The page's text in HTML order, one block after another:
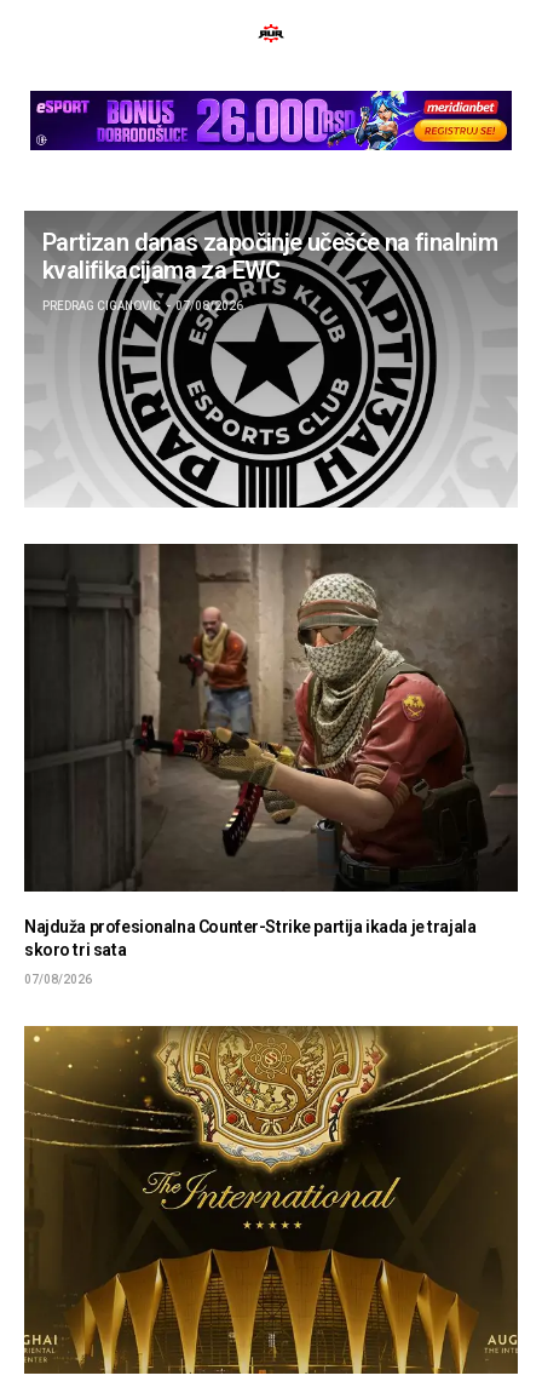
Partizan danas započinje učešće na finalnim
kvalifikacijama za EWC
PREDRAG CIGANOVIC 07/08/2026
Najduža profesionalna Counter-Strike partija ikada je trajala
skoro tri sata
07/08/2026